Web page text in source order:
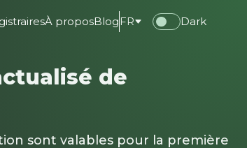
À proposBlog FR Dark
de
sont valables pour la première